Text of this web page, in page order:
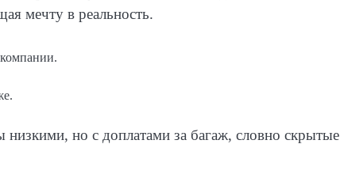
мечту в реальность.
низкими, но с доплатами за багаж, словно скрытые